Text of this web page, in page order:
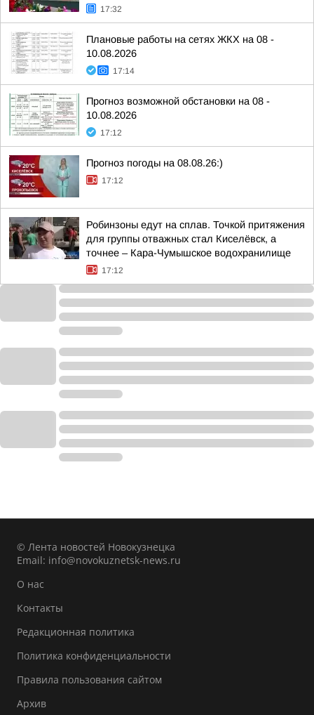
17:32
Плановые работы на сетях ЖКХ на 08 -
10.08.2026
17:14
Прогноз возможной обстановки на 08 -
10.08.2026
17:12
Прогноз погоды на 08.08.26:)
17:12
Робинзоны едут на сплав. Точкой притяжения
для группы отважных стал Киселёвск, а
точнее – Кара-Чумышское водохранилище
17:12
© Лента новостей Новокузнецка
Email: info@novokuznetsk-news.ru
О нас
Контакты
Редакционная политика
Политика конфиденциальности
Правила пользования сайтом
Архив